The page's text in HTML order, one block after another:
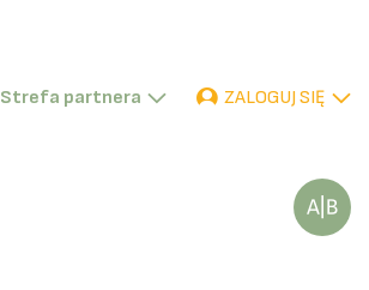
Strefa partnera ZALOGUJ SIĘ